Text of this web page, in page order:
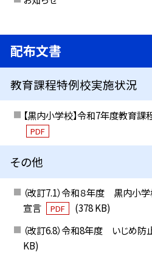
配布文書
教育課程特例校実施状況
【黒内小学校】令和7年度教育
PDF
その他
（改訂7.1）令和８年度 黒内小
宣言
PDF
(378 KB)
（改訂6.8）令和8年度 いじめ防
KB)